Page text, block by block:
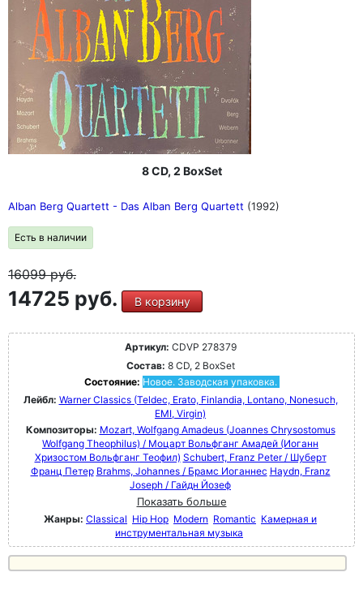
8 CD, 2 BoxSet
Alban Berg Quartett - Das Alban Berg Quartett (1992)
Есть в наличии
16099руб.
14725 руб. В корзину
Артикул: CDVP 278379
Состав: 8 CD, 2 BoxSet
Состояние: Новое. Заводская упаковка.
Лейбл: Warner Classics (Teldec, Erato, Finlandia, Lontano, Nonesuch,
EMI, Virgin)
Композиторы: Mozart, Wolfgang Amadeus (Joannes Chrysostomus
Wolfgang Theophilus) / Моцарт Вольфганг Амадей (Иоганн
Хризостом Вольфганг Теофил) Schubert, Franz Peter / Шуберт
Франц Петер Brahms, Johannes / Брамс Иоганнес Haydn, Franz
Joseph / Гайдн Йозеф
Показать больше
Жанры: Classical Hip Hop Modern Romantic Камерная и
инструментальная музыка